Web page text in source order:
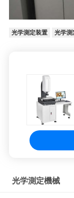
光学測定装置 光学測
光学測定機械